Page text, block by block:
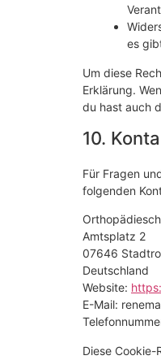
es
Um diese
Erklärung.
du hast auch
10.
Für Fragen
folgenden
Amtsplatz 2
07646
Deutschland
Website:
E-Mail:
Diese Cookie-